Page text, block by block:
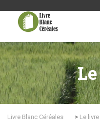
Livre Blanc Céréales > Le livre